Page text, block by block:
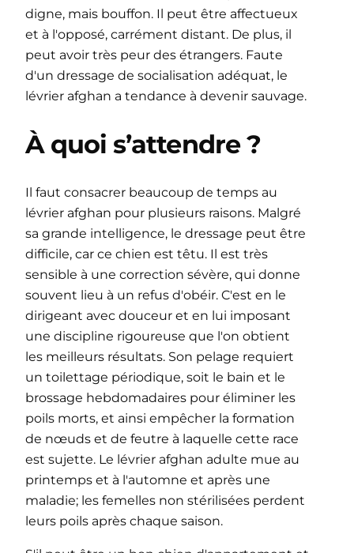
digne, mais bouffon. Il peut être affectueux
et à l'opposé, carrément distant. De plus, il
peut avoir très peur des étrangers. Faute
d'un dressage de socialisation adéquat, le
lévrier afghan a tendance à devenir sauvage.
À quoi s’attendre ?
Il faut consacrer beaucoup de temps au
lévrier afghan pour plusieurs raisons. Malgré
sa grande intelligence, le dressage peut être
difficile, car ce chien est têtu. Il est très
sensible à une correction sévère, qui donne
souvent lieu à un refus d'obéir. C'est en le
dirigeant avec douceur et en lui imposant
une discipline rigoureuse que l'on obtient
les meilleurs résultats. Son pelage requiert
un toilettage périodique, soit le bain et le
brossage hebdomadaires pour éliminer les
poils morts, et ainsi empêcher la formation
de nœuds et de feutre à laquelle cette race
est sujette. Le lévrier afghan adulte mue au
printemps et à l'automne et après une
maladie; les femelles non stérilisées perdent
leurs poils après chaque saison.